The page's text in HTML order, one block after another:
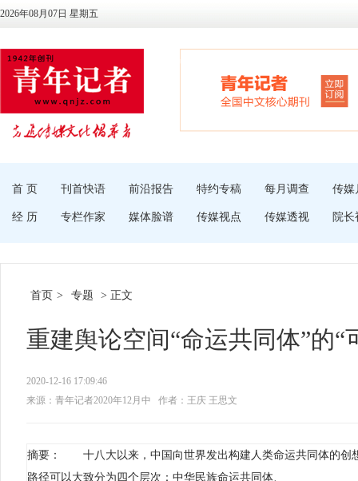
2026年08月07日 星期五
首 页 刊首快语 前沿报告 特约专稿 每月调查 传媒
经 历 专栏作家 媒体脸谱 传媒视点 传媒透视 院长
首页 > 专题 > 正文
重建舆论空间“命运共同体”的“
2020-12-16 17:09:46
来源：青年记者2020年12月中
作者：王庆 王思文
摘要： 十八大以来，中国向世界发出构建人类命运共同体的创
路径可以大致分为四个层次：中华民族命运共同体、